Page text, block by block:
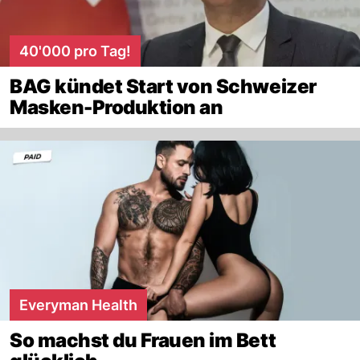
40'000 pro Tag!
BAG kündet Start von Schweizer
Masken-Produktion an
Everyman Health
So machst du Frauen im Bett